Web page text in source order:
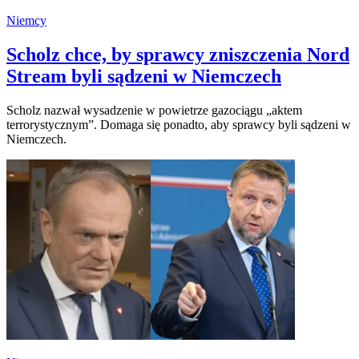
Niemcy
Scholz chce, by sprawcy zniszczenia Nord
Stream byli sądzeni w Niemczech
Scholz nazwał wysadzenie w powietrze gazociągu „aktem
terrorystycznym”. Domaga się ponadto, aby sprawcy byli sądzeni w
Niemczech.